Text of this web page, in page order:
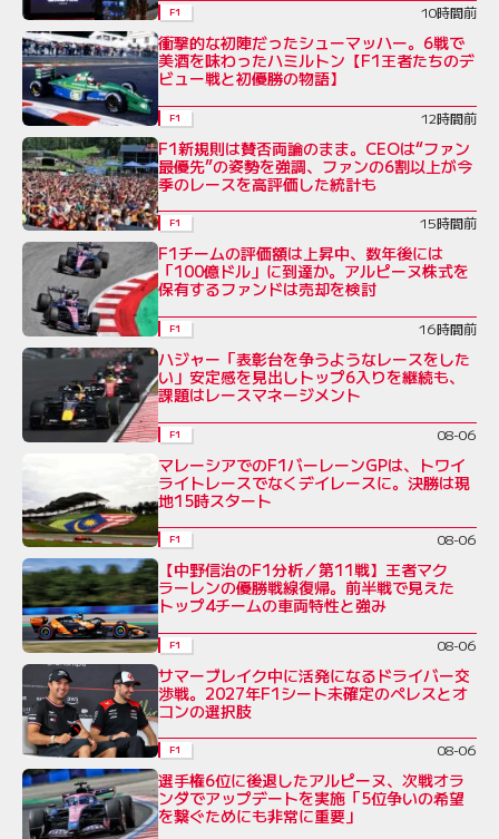
F1 10時間前
衝撃的な初陣だったシューマッハー。6戦で
美酒を味わったハミルトン【F1王者たちのデ
ビュー戦と初優勝の物語】
F1 12時間前
F1新規則は賛否両論のまま。CEOは“ファン
最優先”の姿勢を強調、ファンの6割以上が今
季のレースを高評価した統計も
F1 15時間前
F1チームの評価額は上昇中、数年後には
「100億ドル」に到達か。アルピーヌ株式を
保有するファンドは売却を検討
F1 16時間前
ハジャー「表彰台を争うようなレースをした
い」安定感を見出しトップ6入りを継続も、
課題はレースマネージメント
F1 08-06
マレーシアでのF1バーレーンGPは、トワイ
ライトレースでなくデイレースに。決勝は現
地15時スタート
F1 08-06
【中野信治のF1分析／第11戦】王者マク
ラーレンの優勝戦線復帰。前半戦で見えた
トップ4チームの車両特性と強み
F1 08-06
サマーブレイク中に活発になるドライバー交
渉戦。2027年F1シート未確定のペレスとオ
コンの選択肢
F1 08-06
選手権6位に後退したアルピーヌ、次戦オラ
ンダでアップデートを実施「5位争いの希望
を繋ぐためにも非常に重要」